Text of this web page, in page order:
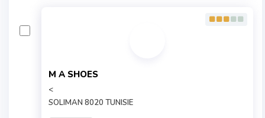
M A SHOES
<
SOLIMAN 8020 TUNISIE